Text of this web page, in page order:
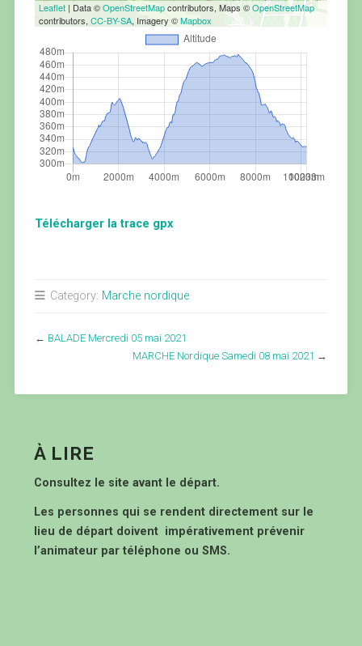
Leaflet| Data ©OpenStreetMapcontributors, Maps ©OpenStreetMap
contributors, CC-BY-SA, Imagery ©Mapbox
Télécharger la trace gpx
Category: Marche nordique
← BALADE Mercredi 05 mai 2021
MARCHE Nordique Samedi 08 mai 2021 →
À LIRE
Consultez le site avant le départ.
Les personnes qui se rendent directement sur le
lieu de départ doivent impérativement prévenir
l’animateur par téléphone ou SMS.